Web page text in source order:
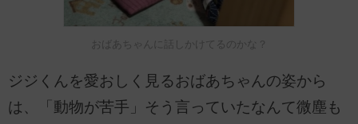
おばあちゃんに話しかけてるのかな？
ジジくんを愛おしく見るおばあちゃんの姿から
は、「動物が苦手」そう言っていたなんて微塵も